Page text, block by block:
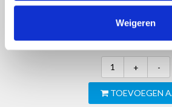
Weigeren
EAN:
+ -
TOEVOEGEN